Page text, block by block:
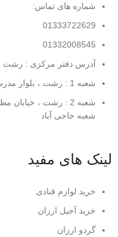
شماره های تماس:
01333722629
01332008545
آدرس دفتر مرکزی : رشت ،
شعبه 1 : رشت ، بلوار مدرس ، هایپر مارکت احمدی
شعبه 2 : رشت ،
شعبه حاجی آباد
لینک های مفید
خرید لوازم قنادی
خرید آجیل ارزان
گردو ارزان